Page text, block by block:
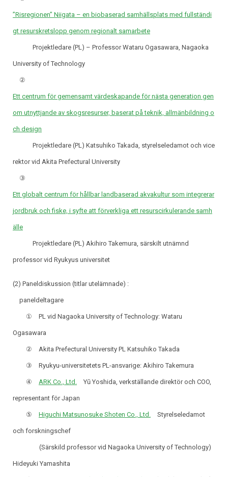
”Risregionen” Niigata – en biobaserad samhällsplats med fullständi
gt resurskretslopp genom regionalt samarbete
Projektledare (PL) – Professor Wataru Ogasawara, Nagaoka
University of Technology
②
Ett centrum för gemensamt värdeskapande för nästa generation gen
om utnyttjande av skogsresurser, baserat på teknik, allmänbildning o
ch design
Projektledare (PL) Katsuhiko Takada, styrelseledamot och vice
rektor vid Akita Prefectural University
③
Ett globalt centrum för hållbar landbaserad akvakultur som integrerar
jordbruk och fiske, i syfte att förverkliga ett resurscirkulerande samh
älle
Projektledare (PL) Akihiro Takemura, särskilt utnämnd
professor vid Ryukyus universitet
(2) Paneldiskussion (titlar utelämnade) :
paneldeltagare
① PL vid Nagaoka University of Technology: Wataru
Ogasawara
② Akita Prefectural University PL Katsuhiko Takada
③ Ryukyu-universitetets PL-ansvarige: Akihiro Takemura
④ ARK Co., Ltd. Yū Yoshida, verkställande direktör och COO,
representant för Japan
⑤ Higuchi Matsunosuke Shoten Co., Ltd. Styrelseledamot
och forskningschef
(Särskild professor vid Nagaoka University of Technology)
Hideyuki Yamashita